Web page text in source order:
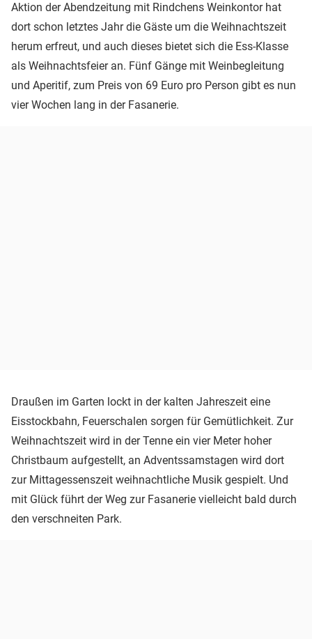
Aktion der Abendzeitung mit Rindchens Weinkontor hat
dort schon letztes Jahr die Gäste um die Weihnachtszeit
herum erfreut, und auch dieses bietet sich die Ess-Klasse
als Weihnachtsfeier an. Fünf Gänge mit Weinbegleitung
und Aperitif, zum Preis von 69 Euro pro Person gibt es nun
vier Wochen lang in der Fasanerie.
Draußen im Garten lockt in der kalten Jahreszeit eine
Eisstockbahn, Feuerschalen sorgen für Gemütlichkeit. Zur
Weihnachtszeit wird in der Tenne ein vier Meter hoher
Christbaum aufgestellt, an Adventssamstagen wird dort
zur Mittagessenszeit weihnachtliche Musik gespielt. Und
mit Glück führt der Weg zur Fasanerie vielleicht bald durch
den verschneiten Park.